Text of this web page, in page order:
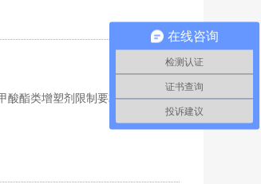
酸酯类增塑剂限制要求于7月7日正
在线咨询
检测认证
证书查询
投诉建议